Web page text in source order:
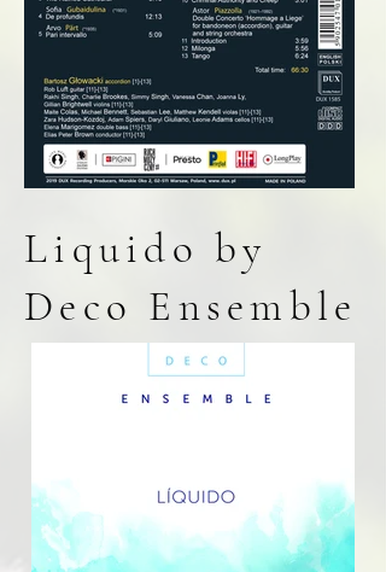
Liquido by
Deco Ensemble